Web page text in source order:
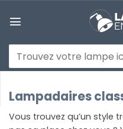
au
Recherche
pour :
Lampadaires
Vous trouvez qu’un style